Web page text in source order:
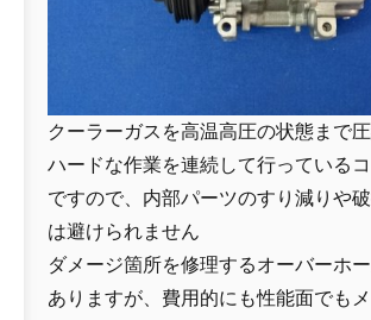
クーラーガスを高温高圧の状態まで
ハードな作業を連続して行っている
ですので、内部パーツのすり減りや
は避けられません
ダメージ箇所を修理するオーバーホ
ありますが、費用的にも性能面でも